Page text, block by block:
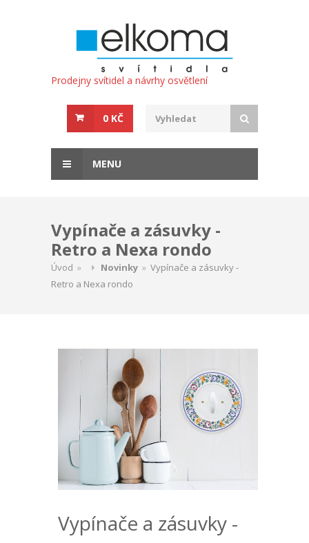
Prodejny svítidel a návrhy osvětlení
0 KČ
MENU
Vypínače a zásuvky -
Retro a Nexa rondo
Úvod » Novinky » Vypínače a zásuvky -
Retro a Nexa rondo
Vypínače a zásuvky -